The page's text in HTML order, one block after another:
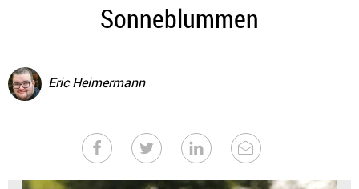
Sonneblummen
Eric Heimermann